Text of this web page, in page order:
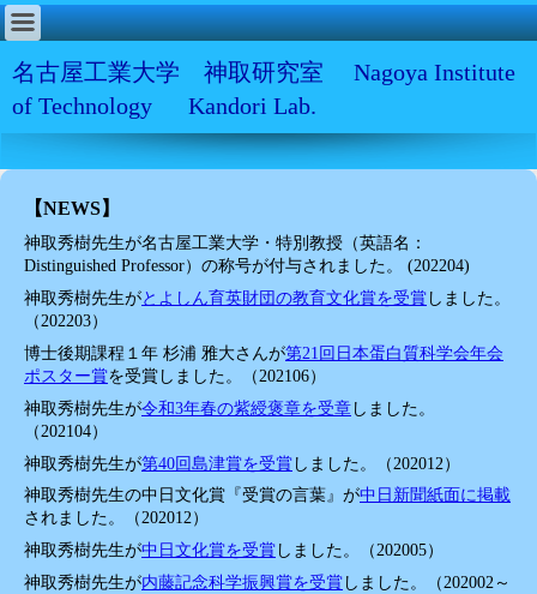
名古屋工業大学 神取研究室 Nagoya Institute
of Technology Kandori Lab.
【NEWS】
神取秀樹先生が名古屋工業大学・特別教授（英語名：
Distinguished Professor）の称号が付与されました。 (202204)
神取秀樹先生がとよしん育英財団の教育文化賞を受賞 しました。
（202203）
博士後期課程１年 杉浦 雅大さんが第21回日本蛋白質科学会年会
ポスター賞を受賞しました。（202106）
神取秀樹先生が令和3年春の紫綬褒章を受章 しました。
（202104）
神取秀樹先生が第40回島津賞を受賞 しました。（202012）
神取秀樹先生の中日文化賞『受賞の言葉』が中日新聞紙面に掲載
されました。（202012）
神取秀樹先生が中日文化賞を受賞 しました。（202005）
神取秀樹先生が内藤記念科学振興賞を受賞 しました。（202002～